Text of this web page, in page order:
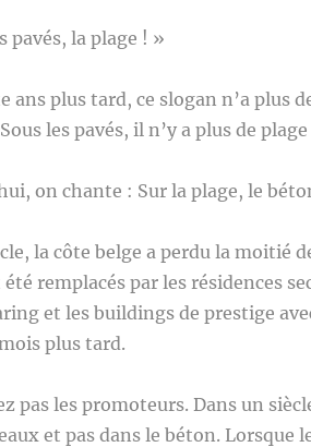
pavés, la plage ! »
ans plus tard, ce slogan n’a plus
les pavés, il n’y a plus de plage
on chante : Sur la plage, le
la côte belge a perdu la moitié
remplacés par les résidences
et les buildings de prestige
plus tard.
pas les promoteurs. Dans un
et pas dans le béton. Lorsque